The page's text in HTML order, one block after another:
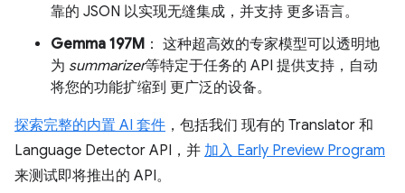
靠的 JSON 以实现无缝集成，并支持 更多语言。
Gemma 197M ： 这种超高效的专家模型可以透明地
为 summarizer等特定于任务的 API 提供支持，自动
将您的功能扩缩到 更广泛的设备。
探索完整的内置 AI 套件 ，包括我们 现有的 Translator 和
Language Detector API，并 加入 Early Preview Program
来测试即将推出的 API。